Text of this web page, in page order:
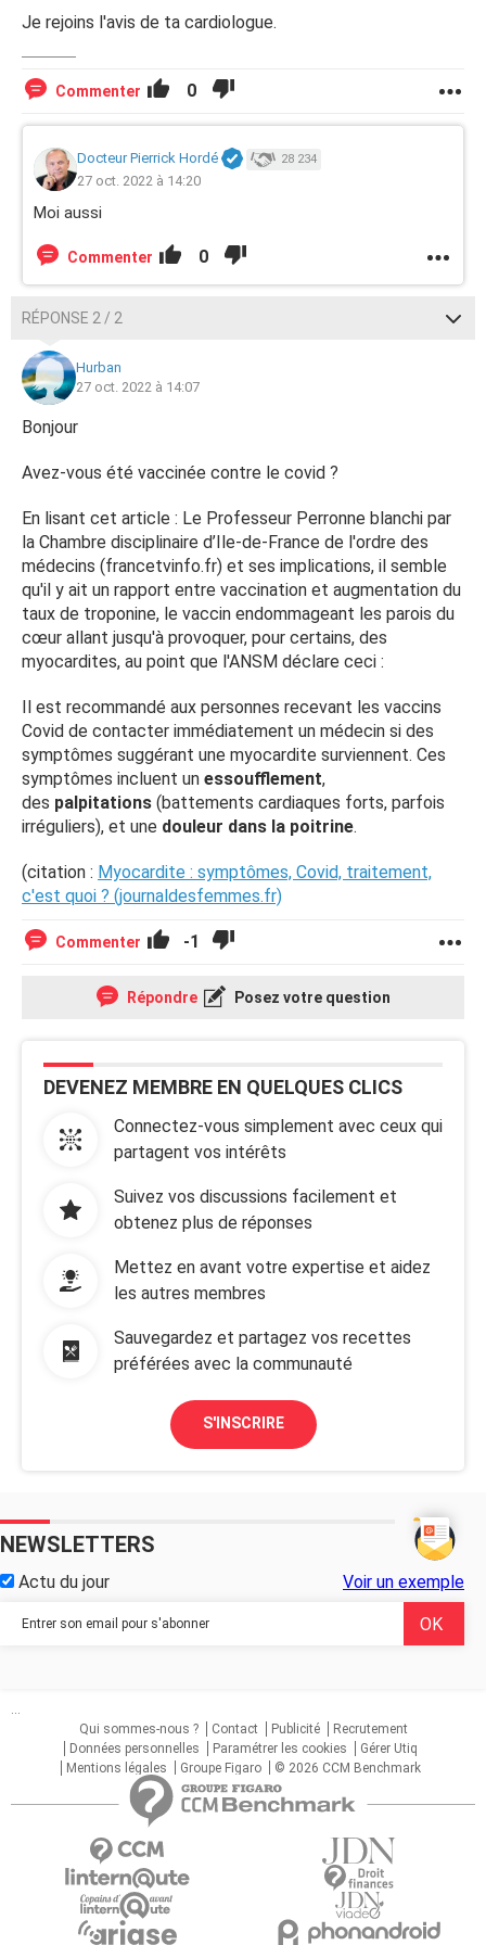
Je rejoins l'avis de ta cardiologue.
Commenter 0
Docteur Pierrick Hordé 28 234
27 oct. 2022 à 14:20
Moi aussi
Commenter 0
RÉPONSE 2 / 2
Hurban
27 oct. 2022 à 14:07
Bonjour
Avez-vous été vaccinée contre le covid ?
En lisant cet article : Le Professeur Perronne blanchi par
la Chambre disciplinaire d’Ile-de-France de l'ordre des
médecins (francetvinfo.fr) et ses implications, il semble
qu'il y ait un rapport entre vaccination et augmentation du
taux de troponine, le vaccin endommageant les parois du
cœur allant jusqu'à provoquer, pour certains, des
myocardites, au point que l'ANSM déclare ceci :
Il est recommandé aux personnes recevant les vaccins
Covid de contacter immédiatement un médecin si des
symptômes suggérant une myocardite surviennent. Ces
symptômes incluent un essoufflement,
des palpitations (battements cardiaques forts, parfois
irréguliers), et une douleur dans la poitrine.
(citation : Myocardite : symptômes, Covid, traitement,
c'est quoi ? (journaldesfemmes.fr)
Commenter -1
Répondre Posez votre question
DEVENEZ MEMBRE EN QUELQUES CLICS
Connectez-vous simplement avec ceux qui
partagent vos intérêts
Suivez vos discussions facilement et
obtenez plus de réponses
Mettez en avant votre expertise et aidez
les autres membres
Sauvegardez et partagez vos recettes
préférées avec la communauté
S'INSCRIRE
NEWSLETTERS
Actu du jour Voir un exemple
...
Qui sommes-nous ?
Contact Publicité
Recrutement
Données personnelles
Paramétrer les cookies
Gérer Utiq
Mentions légales
Groupe Figaro © 2026 CCM Benchmark